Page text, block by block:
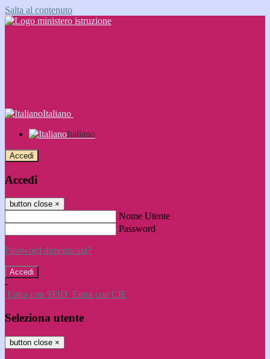
Salta al contenuto
Italiano
Italiano
Accedi
Accedi
button close ×
Nome Utente
Password
Password dimenticata?
-
Entra con SPID Entra con CIE
Seleziona utente
button close ×